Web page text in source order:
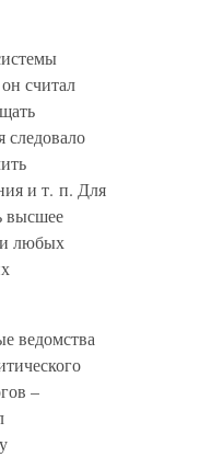
считал
следовало
и т. п. Для
высшее
любых
ведомства
–